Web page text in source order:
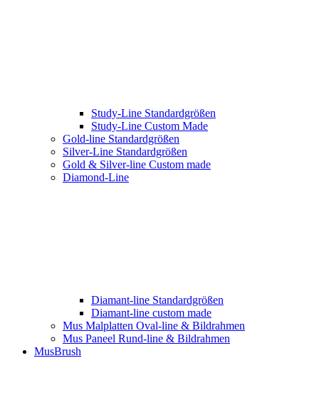
Study-Line Standardgrößen
Study-Line Custom Made
Gold-line Standardgrößen
Silver-Line Standardgrößen
Gold & Silver-line Custom made
Diamond-Line
Diamant-line Standardgrößen
Diamant-line custom made
Mus Malplatten Oval-line & Bildrahmen
Mus Paneel Rund-line & Bildrahmen
MusBrush